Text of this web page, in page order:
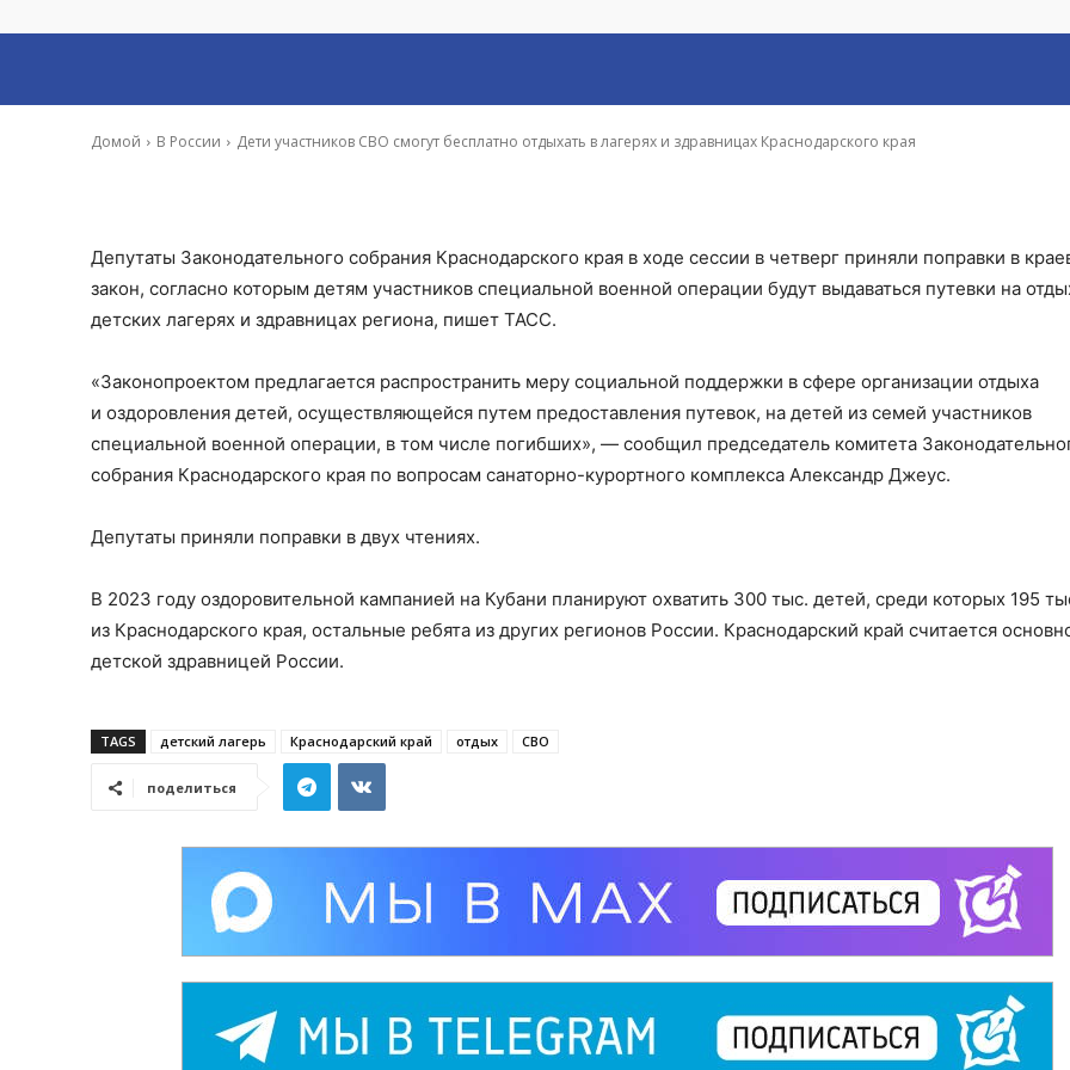
Домой В России Дети участников СВО смогут бесплатно отдыхать в лагерях и здравницах Краснодарского края
в лагерях и здравницах
Депутаты Законодательного собрания Краснодарского края в ходе сессии в четверг приняли поправки в
закон, согласно которым детям участников специальной военной операции будут выдаваться путевки на
детских лагерях и здравницах региона, пишет ТАСС.
«Законопроектом предлагается распространить меру социальной поддержки в сфере организации отдыха
и оздоровления детей, осуществляющейся путем предоставления путевок, на детей из семей участников
специальной военной операции, в том числе погибших», — сообщил председатель комитета
собрания Краснодарского края по вопросам санаторно-курортного комплекса Александр Джеус.
Депутаты приняли поправки в двух чтениях.
В 2023 году оздоровительной кампанией на Кубани планируют охватить 300 тыс. детей, среди которых 195
из Краснодарского края, остальные ребята из других регионов России. Краснодарский край считается
детской здравницей России.
TAGS детский лагерь Краснодарский край отдых СВО
поделиться